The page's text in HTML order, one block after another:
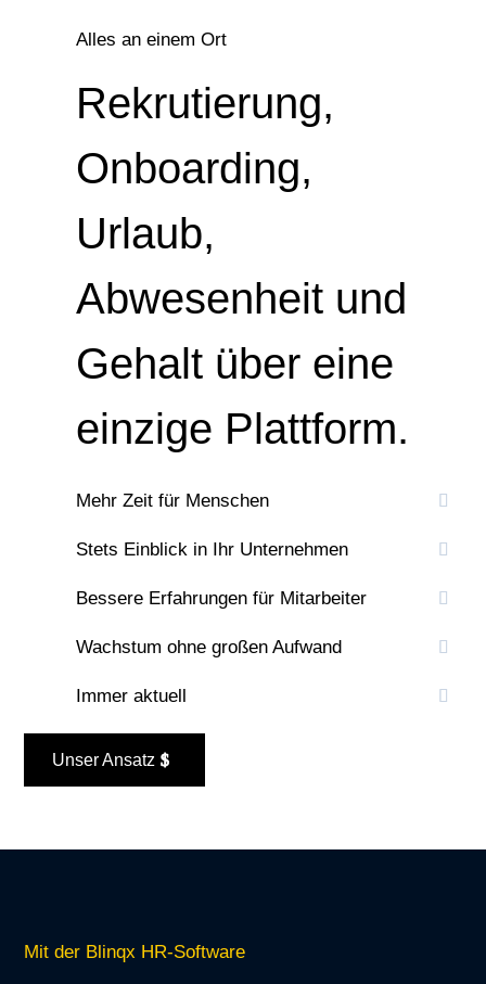
Alles an einem Ort
Rekrutierung,
Onboarding,
Urlaub,
Abwesenheit und
Gehalt über eine
einzige Plattform.
Mehr Zeit für Menschen
Stets Einblick in Ihr Unternehmen
Bessere Erfahrungen für Mitarbeiter
Wachstum ohne großen Aufwand
Immer aktuell
Unser Ansatz
Mit der Blinqx HR-Software